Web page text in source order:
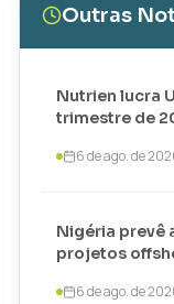
Outras
Nutrien lucra
trimestre de
6 de ago. de
Nigéria prevê
projetos
6 de ago. de